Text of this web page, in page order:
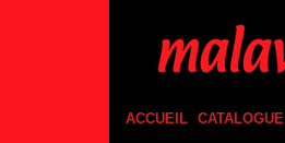
ACCUEIL CATALOGUE